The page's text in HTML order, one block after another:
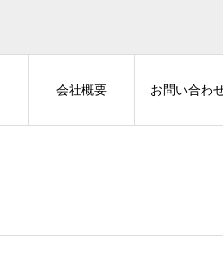
会社概要 お問い合わ